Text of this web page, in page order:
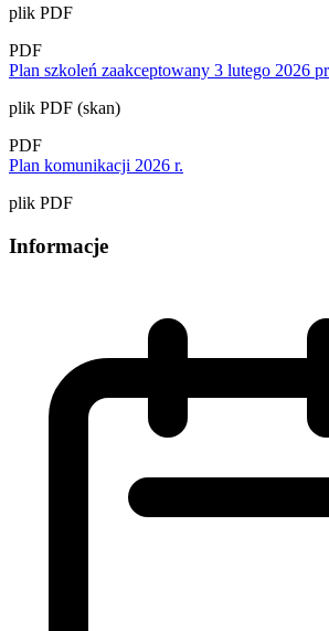
plik PDF
PDF
Plan szkoleń zaakceptowany 3 lutego 2026
plik PDF (skan)
PDF
Plan komunikacji 2026 r.
plik PDF
Informacje